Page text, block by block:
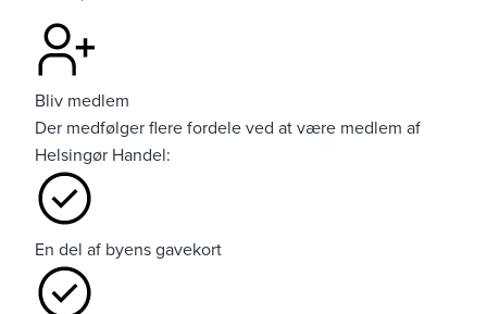
Bliv medlem
Der medfølger flere fordele ved at være medlem af
Helsingør Handel:
En del af byens gavekort